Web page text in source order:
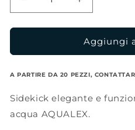
Diminuisci
quantità
per
Dark
–
naturale
e
Aumenta
quantità
per
Nova
Dark
–
naturale
e
Aggiungi
A PARTIRE DA 20 PEZZI,
Sidekick elegante e
acqua AQUALEX.